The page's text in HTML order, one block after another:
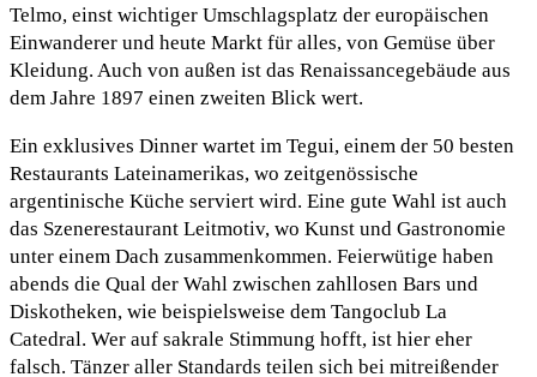
Telmo, einst wichtiger Umschlagsplatz der europäischen
Einwanderer und heute Markt für alles, von Gemüse über
Kleidung. Auch von außen ist das Renaissancegebäude aus
dem Jahre 1897 einen zweiten Blick wert.
Ein exklusives Dinner wartet im Tegui, einem der 50 besten
Restaurants Lateinamerikas, wo zeitgenössische
argentinische Küche serviert wird. Eine gute Wahl ist auch
das Szenerestaurant Leitmotiv, wo Kunst und Gastronomie
unter einem Dach zusammenkommen. Feierwütige haben
abends die Qual der Wahl zwischen zahllosen Bars und
Diskotheken, wie beispielsweise dem Tangoclub La
Catedral. Wer auf sakrale Stimmung hofft, ist hier eher
falsch. Tänzer aller Standards teilen sich bei mitreißender